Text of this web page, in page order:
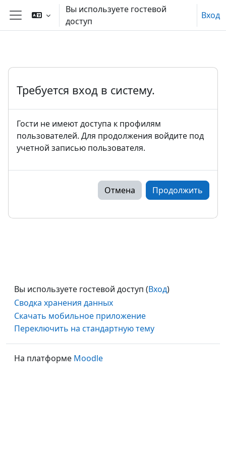
Перейти к основному содержанию
Боковая панель
Вы используете гостевой
доступ
Вход
Требуется вход в систему.
Гости не имеют доступа к профилям
пользователей. Для продолжения войдите под
учетной записью пользователя.
Отмена Продолжить
Вы используете гостевой доступ (Вход)
Сводка хранения данных
Скачать мобильное приложение
Переключить на стандартную тему
На платформе Moodle